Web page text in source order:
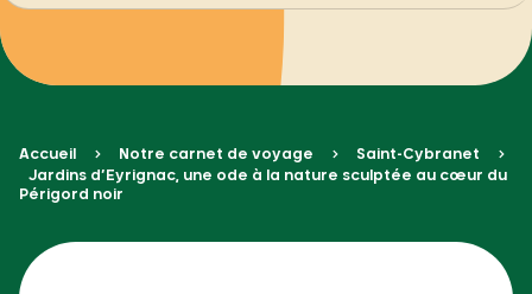
Accueil Notre carnet de voyage
Saint-Cybranet
Jardins d’Eyrignac, une ode à la nature sculptée au cœur du
Périgord noir